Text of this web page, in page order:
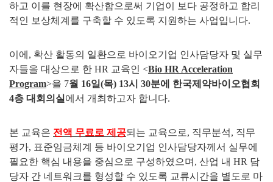
하고 이를 현장에 확산함으로써 기업이 보다 공정하고 합리
적인 보상체계를 구축할 수 있도록 지원하는 사업입니다.
이에 , 확산 활동의 일환으로 바이오기업 인사담당자 및 실무
자들을 대상으로 한 HR 교육인 <Bio HR Acceleration
Program>을 7월 16일(목) 13시 30분에 한국제약바이오협회
4층 대회의실 에서 개최하고자 합니다.
본 교육은 전액 무료로 제공되는 교육으로, 직무분석, 직무
평가, 표준임금체계 등 바이오기업 인사담당자께서 실무에
필요한 핵심 내용을 중심으로 구성하였으며 , 산업 내 HR 담
당자 간 네트워크를 형성할 수 있도록 교류시간을 별도로 마